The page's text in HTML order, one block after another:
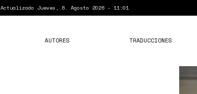
Actualizado Jueves, 6. Agosto 2026 - 11:01
AUTORES TRADUCCIONES